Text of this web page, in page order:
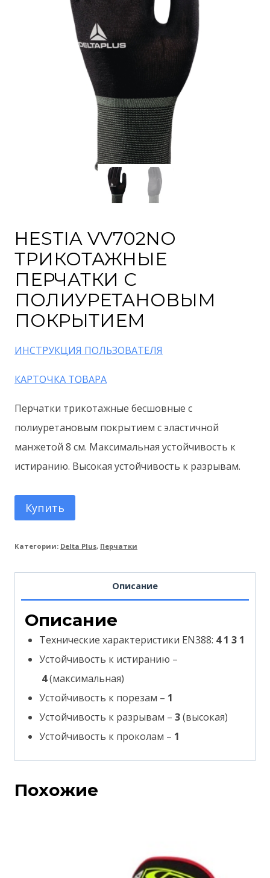
HESTIA VV702NO
ТРИКОТАЖНЫЕ
ПЕРЧАТКИ С
ПОЛИУРЕТАНОВЫМ
ПОКРЫТИЕМ
ИНСТРУКЦИЯ ПОЛЬЗОВАТЕЛЯ
КАРТОЧКА ТОВАРА
Перчатки трикотажные бесшовные с
полиуретановым покрытием с эластичной
манжетой 8 см. Максимальная устойчивость к
истиранию. Высокая устойчивость к разрывам.
Купить
Категории: Delta Plus, Перчатки
Описание
Описание
Технические характеристики EN388: 4 1 3 1
Устойчивость к истиранию –
4(максимальная)
Устойчивость к порезам – 1
Устойчивость к разрывам – 3(высокая)
Устойчивость к проколам – 1
Похожие